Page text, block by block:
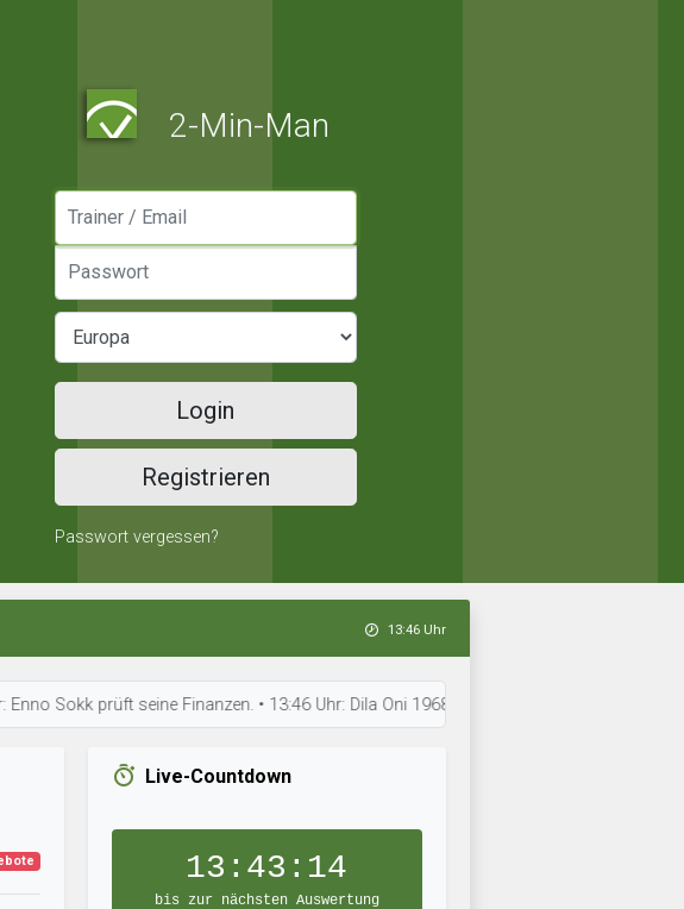
2-Min-Man
Login
Registrieren
Passwort vergessen?
13:46 Uhr
prüft seine Finanzen. • 13:46 Uhr: Dila Oni 1968 bereitet sich auf das nächste Spiel
Live-Countdown
13:43:13
bis zur nächsten Auswertung